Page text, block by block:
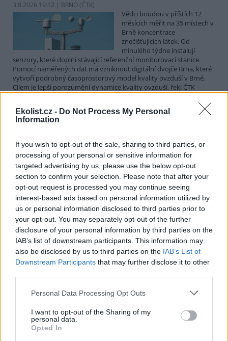
Ekolist.cz - Do Not Process My Personal
Information
If you wish to opt-out of the sale, sharing to third parties, or
processing of your personal or sensitive information for
targeted advertising by us, please use the below opt-out
section to confirm your selection. Please note that after your
opt-out request is processed you may continue seeing
interest-based ads based on personal information utilized by
us or personal information disclosed to third parties prior to
your opt-out. You may separately opt-out of the further
disclosure of your personal information by third parties on the
IAB’s list of downstream participants. This information may
also be disclosed by us to third parties on the IAB’s List of
Downstream Participants that may further disclose it to other
Personal Data Processing Opt Outs
I want to opt-out of the Sharing of my
personal data.
Opted In
3.8.2026 19:12 | BRNO (ČTK)
Vědci boudou v příštích 12
měsících měřit na 35 místech v
Brně koncentrace
znečišťujících látek. Od
minulého týdne instalují
senzory, které doplní stávající referenční monitorovací stanice.
Pomocí naměřených dat má vzniknout digitální dvojče Brna, které
vytvoří podrobný časoprostorový model kvality ovzduší v Brně.
Cílem je lepší porozumění dynamice kvality ovzduší, řekl ČTK
Soutěska Sibiř v Teplických skalách v létě chladí, dnes
3.8.2026 16:12 | TEPLICE NAD METUJÍ (ČTK)
Zájem o Teplické skály na
Náchodsku je v letních
měsících značný. Lidé
vyhledávají ve vedrech
příjemné klima skalních měst.
Příkladem je soutěska Sibiř, kde je v létě teplotní rozdíl nejméně 15
stupňů Celsia. ČTK to řekla tajemnice městského úřadu v Teplicích
nad Metují Markéta Strnadová. Teplické skály patří městu. Do
soutěsky Sibiř se lze dostat běžně, je součástí prohlídkového
okruhu.
Farmáři mají kvůli suchu problémy s nedostatkem
sena na krmení
3.8.2026 15:55 | ŽELEZNÝ ÚJEZD ( ČTK
Diskuse: 12
dalších částech Česka mají